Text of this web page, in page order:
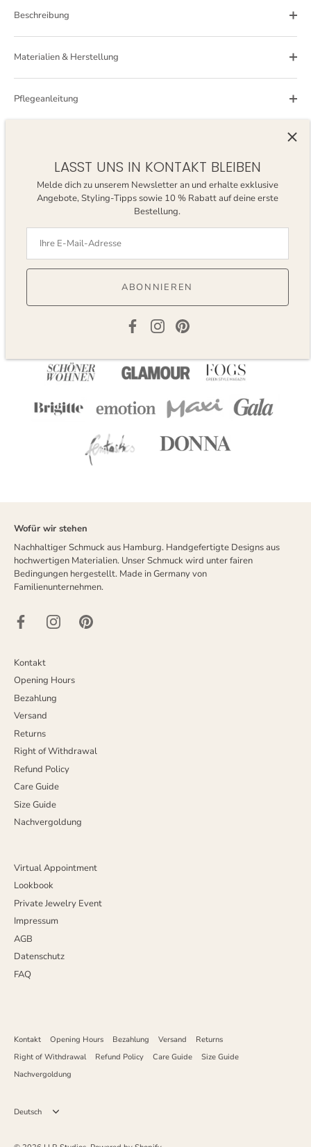
Beschreibung
Materialien & Herstellung
Pflegeanleitung
Bewertungen
Bekannts aus
LASST UNS IN KONTAKT BLEIBEN
Melde dich zu unserem Newsletter an und erhalte exklusive
Angebote, Styling-Tipps sowie 10 % Rabatt auf deine erste
Bestellung.
ABONNIEREN
Wofür wir stehen
Nachhaltiger Schmuck aus Hamburg. Handgefertigte Designs aus
hochwertigen Materialien. Unser Schmuck wird unter fairen
Bedingungen hergestellt. Made in Germany von
Familienunternehmen.
Kontakt
Opening Hours
Bezahlung
Versand
Returns
Right of Withdrawal
Refund Policy
Care Guide
Size Guide
Nachvergoldung
Virtual Appointment
Lookbook
Private Jewelry Event
Impressum
AGB
Datenschutz
FAQ
Kontakt Opening Hours Bezahlung Versand
Returns
Right of Withdrawal
Refund Policy Care Guide
Size Guide
Nachvergoldung
Sprache
Deutsch